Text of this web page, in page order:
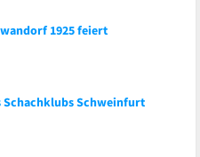
1925 feiert
Schachklubs Schweinfurt